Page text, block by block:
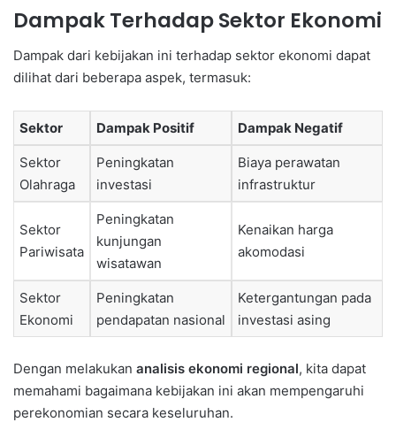
Dampak Terhadap Sektor Ekonomi
Dampak dari kebijakan ini terhadap sektor ekonomi dapat
dilihat dari beberapa aspek, termasuk:
Sektor Dampak Positif Dampak Negatif
Sektor
Olahraga
Peningkatan
investasi
Biaya perawatan
infrastruktur
Sektor
Pariwisata
Peningkatan
kunjungan
wisatawan
Kenaikan harga
akomodasi
Sektor
Ekonomi
Peningkatan
pendapatan nasional
Ketergantungan pada
investasi asing
Dengan melakukan analisis ekonomi regional, kita dapat
memahami bagaimana kebijakan ini akan mempengaruhi
perekonomian secara keseluruhan.